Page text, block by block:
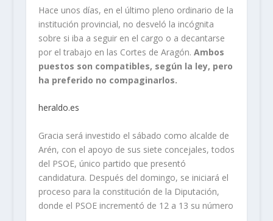
Hace unos días, en el último pleno ordinario de la
institución provincial, no desveló la incógnita
sobre si iba a seguir en el cargo o a decantarse
por el trabajo en las Cortes de Aragón. Ambos
puestos son compatibles, según la ley, pero
ha preferido no compaginarlos.
heraldo.es
Gracia será investido el sábado como alcalde de
Arén, con el apoyo de sus siete concejales, todos
del PSOE, único partido que presentó
candidatura. Después del domingo, se iniciará el
proceso para la constitución de la Diputación,
donde el PSOE incrementó de 12 a 13 su número